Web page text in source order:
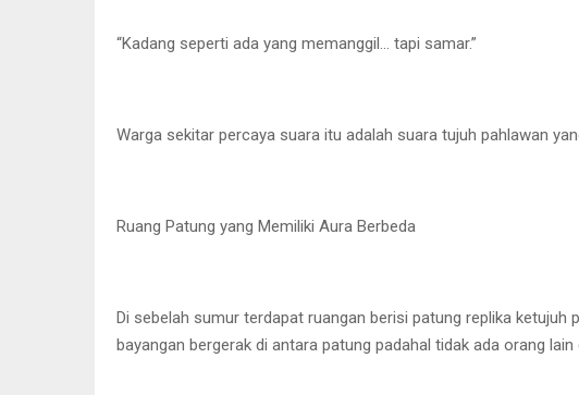
“Kadang seperti ada yang memanggil… tapi samar.”
Warga sekitar percaya suara itu adalah suara tujuh pahlawan
Ruang Patung yang Memiliki Aura Berbeda
Di sebelah sumur terdapat ruangan berisi patung replika
bayangan bergerak di antara patung padahal tidak ada orang lain